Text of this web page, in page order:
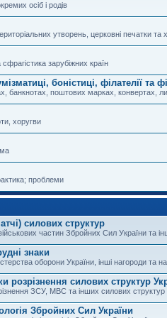
осіб і родів
утворень, церковні печатки та
зарубіжних країн
боністиці, філателії та
банкнотах, поштових марках, конвертах,
хоругви
проблеми
силових структур
частин Збройних Сил України та
знаки
оборони України, інші нагороди та
розрізнення силових структур
ЗСУ, МВС та інших силових структур
Збройних Сил України